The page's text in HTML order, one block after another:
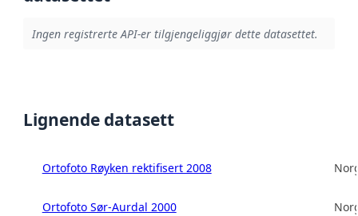
Ingen registrerte API-er tilgjengeliggjør dette datasettet.
Lignende datasett
Ortofoto Røyken rektifisert 2008
Ortofoto Sør-Aurdal 2000